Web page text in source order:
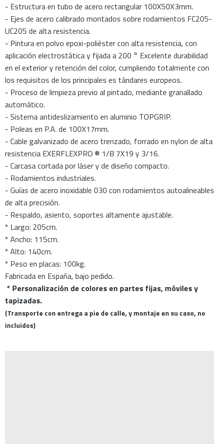
- Estructura en tubo de acero rectangular 100X50X3mm.
- Ejes de acero calibrado montados sobre rodamientos FC205-
UC205 de alta resistencia.
- Pintura en polvo epoxi-poliéster con alta resistencia, con
aplicación electrostática y fijada a 200 ° Excelente durabilidad
en el exterior y retención del color, cumpliendo totalmente con
los requisitos de los principales es­ tándares europeos.
- Proceso de limpieza previo al pintado, mediante granallado
automático.
- Sistema antideslizamiento en aluminio TOPGRIP.
- Poleas en P.A. de 100X17mm.
- Cable galvanizado de acero trenzado, forrado en nylon de alta
resistencia EXERFLEXPRO ® 1/8 7X19 y 3/16.
- Carcasa cortada por láser y de diseño compacto.
- Rodamientos industriales.
- Guías de acero inoxidable 030 con rodamientos autoalineables
de alta precisión.
- Respaldo, asiento, soportes altamente ajustable.
* Largo: 205cm.
* Ancho: 115cm.
* Alto: 140cm.
* Peso en placas: 100kg.
Fabricada en España, bajo pedido.
* Personalización de colores en partes fijas, móviles y
tapizadas.
(Transporte con entrega a pie de calle, y montaje en su caso, no
incluidos)